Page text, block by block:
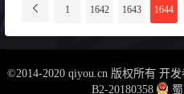
页
导
1 1642 1643 1644
©2014-2020 qiyou.cn 版权所有 开
B2-20180358